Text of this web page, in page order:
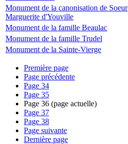
Monument de la canonisation de Soeur
Marguerite d'Youville
Monument de la famille Beaulac
Monument de la famille Trudel
Monument de la Sainte-Vierge
Première page
Page précédente
Page 34
Page 35
Page 36 (page actuelle)
Page 37
Page 38
Page suivante
Dernière page